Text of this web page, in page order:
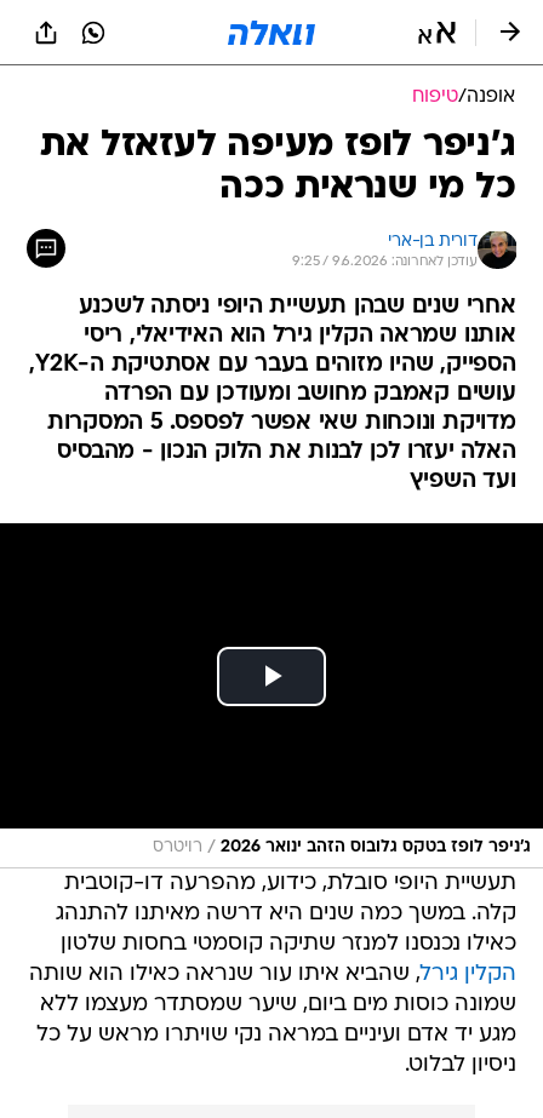
אופנה/טיפוח
ג'ניפר לופז מעיפה לעזאזל את
כל מי שנראית ככה
דורית בן-ארי
עודכן לאחרונה: 9.6.2026 / 9:25
אחרי שנים שבהן תעשיית היופי ניסתה לשכנע
אותנו שמראה הקלין גירל הוא האידיאלי, ריסי
הספייק, שהיו מזוהים בעבר עם אסתטיקת ה-Y2K,
עושים קאמבק מחושב ומעודכן עם הפרדה
מדויקת ונוכחות שאי אפשר לפספס. 5 המסקרות
האלה יעזרו לכן לבנות את הלוק הנכון - מהבסיס
ועד השפיץ
ג'ניפר לופז בטקס גלובוס הזהב ינואר 2026 / רויטרס
תעשיית היופי סובלת, כידוע, מהפרעה דו-קוטבית
קלה. במשך כמה שנים היא דרשה מאיתנו להתנהג
כאילו נכנסנו למנזר שתיקה קוסמטי בחסות שלטון
הקלין גירל, שהביא איתו עור שנראה כאילו הוא שותה
שמונה כוסות מים ביום, שיער שמסתדר מעצמו ללא
מגע יד אדם ועיניים במראה נקי שויתרו מראש על כל
ניסיון לבלוט.